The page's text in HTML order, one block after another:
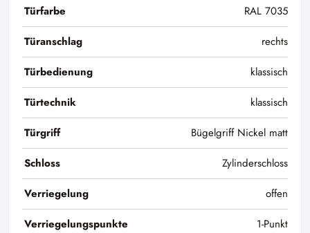
Türfarbe
RAL 7035
Türanschlag
rechts
Türbedienung
klassisch
Türtechnik
klassisch
Türgriff
Bügelgriff Nickel matt
Schloss
Zylinderschloss
Verriegelung
offen
Verriegelungspunkte
1-Punkt